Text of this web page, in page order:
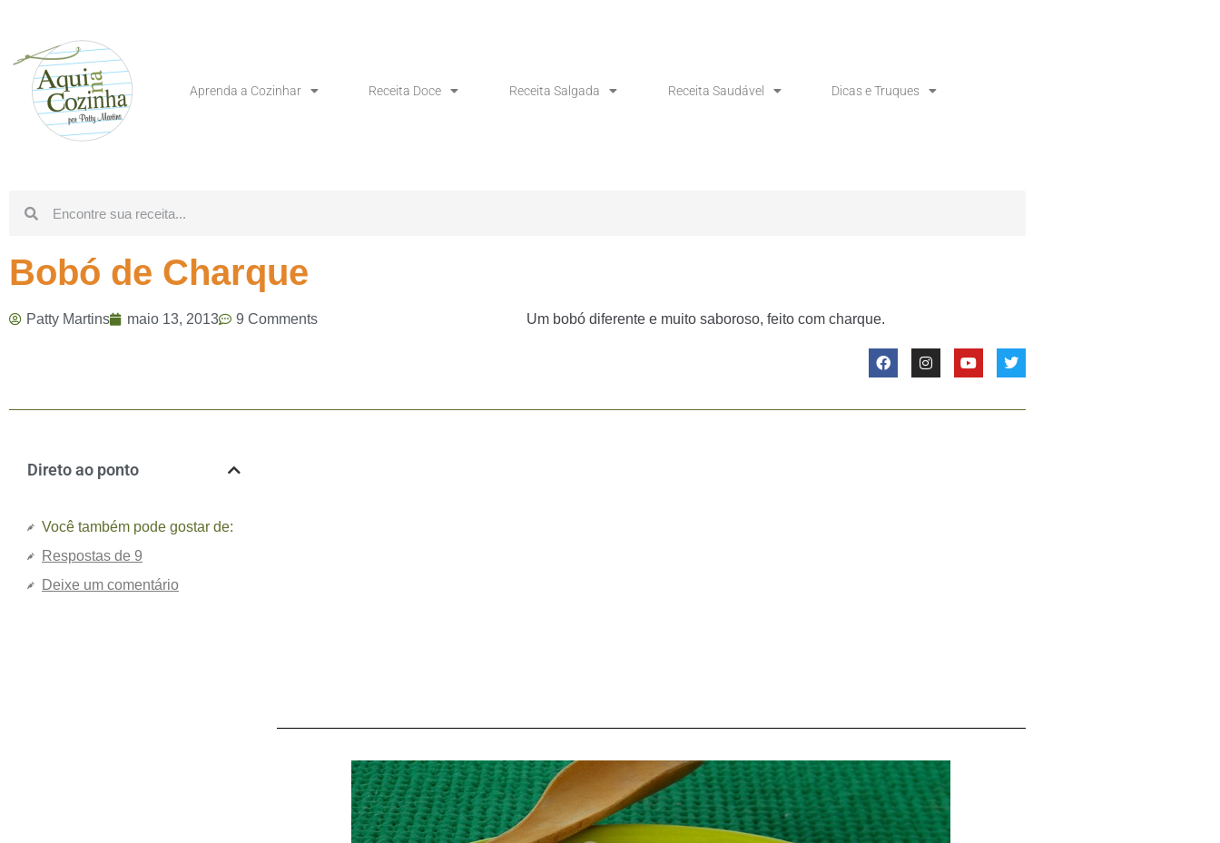
Aprenda a Cozinhar Receita Doce Receita Salgada Receita Saudável Dicas e Truques
Bobó de Charque
Patty Martins maio 13, 2013 9 Comments Um bobó diferente e muito saboroso, feito com charque.
Direto ao ponto
Você também pode gostar de:
Respostas de 9
Deixe um comentário